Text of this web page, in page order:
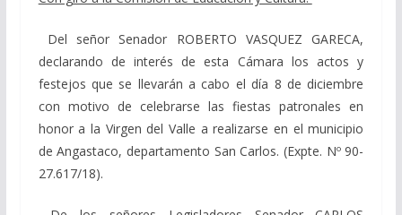
Del señor Senador ROBERTO VASQUEZ GARECA,
declarando de interés de esta Cámara los actos y
festejos que se llevarán a cabo el día 8 de diciembre
con motivo de celebrarse las fiestas patronales en
honor a la Virgen del Valle a realizarse en el municipio
de Angastaco, departamento San Carlos. (Expte. Nº 90-
27.617/18).